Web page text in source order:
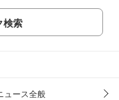
検索
ュース全般